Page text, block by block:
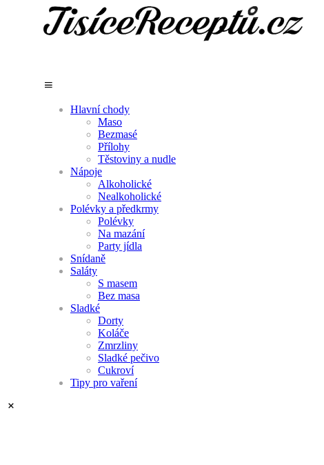
Hlavní chody
Maso
Bezmasé
Přílohy
Těstoviny a nudle
Nápoje
Alkoholické
Nealkoholické
Polévky a předkrmy
Polévky
Na mazání
Party jídla
Snídaně
Saláty
S masem
Bez masa
Sladké
Dorty
Koláče
Zmrzliny
Sladké pečivo
Cukroví
Tipy pro vaření